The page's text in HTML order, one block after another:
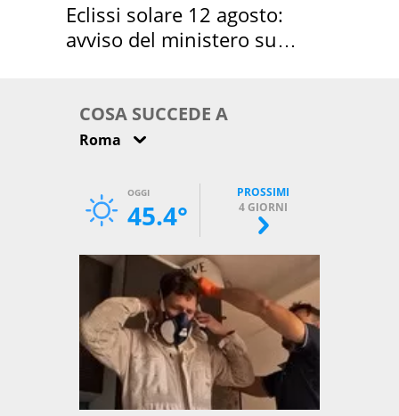
Eclissi solare 12 agosto:
avviso del ministero su